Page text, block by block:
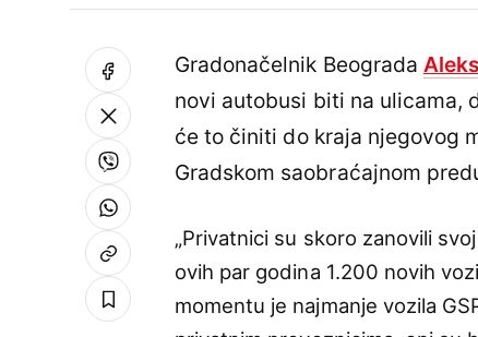
Gradonačelnik Beograda
novi autobusi biti na ulicama,
će to činiti do kraja njegovog
Gradskom saobraćajnom
„Privatnici su skoro zanovili
ovih par godina 1.200 novih
momentu je najmanje vozila